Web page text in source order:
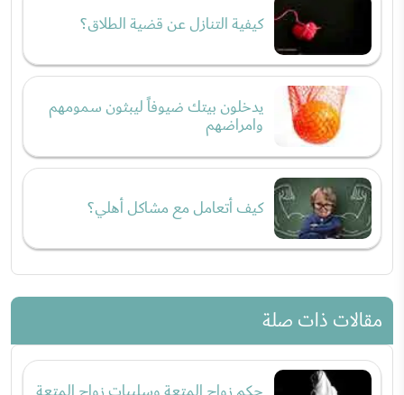
كيفية التنازل عن قضية الطلاق؟
يدخلون بيتك ضيوفاً ليبثون سمومهم
وامراضهم
كيف أتعامل مع مشاكل أهلي؟
مقالات ذات صلة